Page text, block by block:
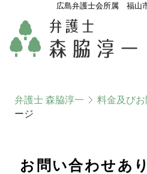
広島弁護士会所属 福山
弁護士 森脇淳一 料金及び
ージ
お問い合わせあ